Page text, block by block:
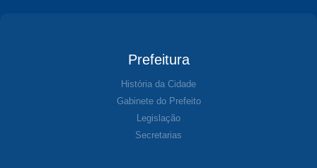
Prefeitura
História da Cidade
Gabinete do Prefeito
Legislação
Secretarias